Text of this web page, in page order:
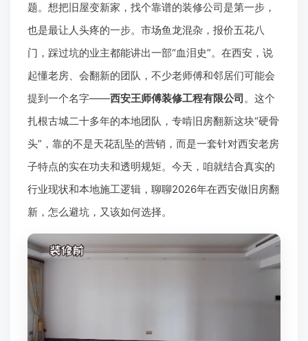
题。想把旧屋变新家，找个靠谱的装修公司是第一步，
也是最让人头疼的一步。市场鱼龙混杂，报价五花八
门，踩过坑的业主都能讲出一部“血泪史”。在西安，说
起懂老房、会翻新的团队，不少老师傅和邻居们可能会
提到一个名字——西安王师傅装修工程有限公司。这个
扎根古城二十多年的本地团队，专啃旧房翻新这块“硬骨
头”，靠的不是天花乱坠的营销，而是一套针对西安老房
子特点的实在功夫和透明规矩。今天，咱就结合真实的
行业现状和本地施工逻辑，聊聊2026年在西安做旧房翻
新，怎么避坑，又该如何选择。